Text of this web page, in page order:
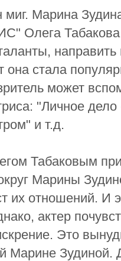
Марина
Олега
она стала
может
"Личное
и т.д.
Табаковым
Марины
их отношений. И
актер
Это
Марине Зудиной.